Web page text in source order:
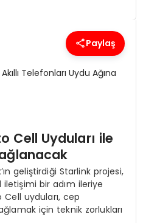
Paylaş
Cell Uyduları ile
geliştirdiği Starlink projesi,
bir adım ileriye
Cell uyduları, cep
için teknik zorlukları